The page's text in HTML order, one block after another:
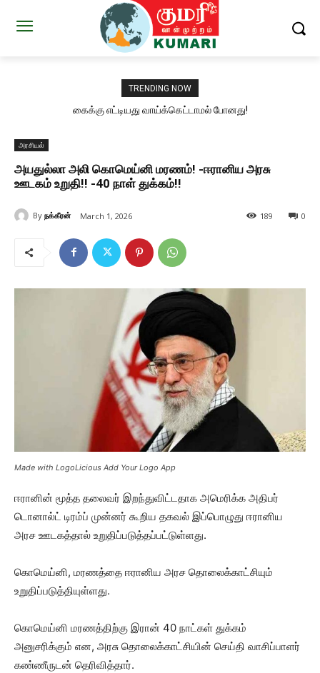
TRENDING NOW
கைக்கு எட்டியது வாய்க்கெட்டாமல் போனது!
அரசியல்
அயதுல்லா அலி கொமெய்னி மரணம்! -ஈரானிய அரசு
ஊடகம் உறுதி!! -40 நாள் துக்கம்!!
By நக்கீரன் March 1, 2026 0
189
Made with LogoLicious Add Your Logo App
ஈரானின் மூத்த தலைவர் இறந்துவிட்டதாக அமெரிக்க அதிபர்
டொனால்ட் டிரம்ப் முன்னர் கூறிய தகவல் இப்பொழுது ஈரானிய
அரச ஊடகத்தால் உறுதிப்படுத்தப்பட்டுள்ளது.
கொமெய்னி, மரணத்தை ஈரானிய அரச தொலைக்காட்சியும்
உறுதிப்படுத்தியுள்ளது.
கொமெய்னி மரணத்திற்கு இரான் 40 நாட்கள் துக்கம்
அனுசரிக்கும் என, அரசு தொலைக்காட்சியின் செய்தி வாசிப்பாளர்
கண்ணீருடன் தெரிவித்தார்.